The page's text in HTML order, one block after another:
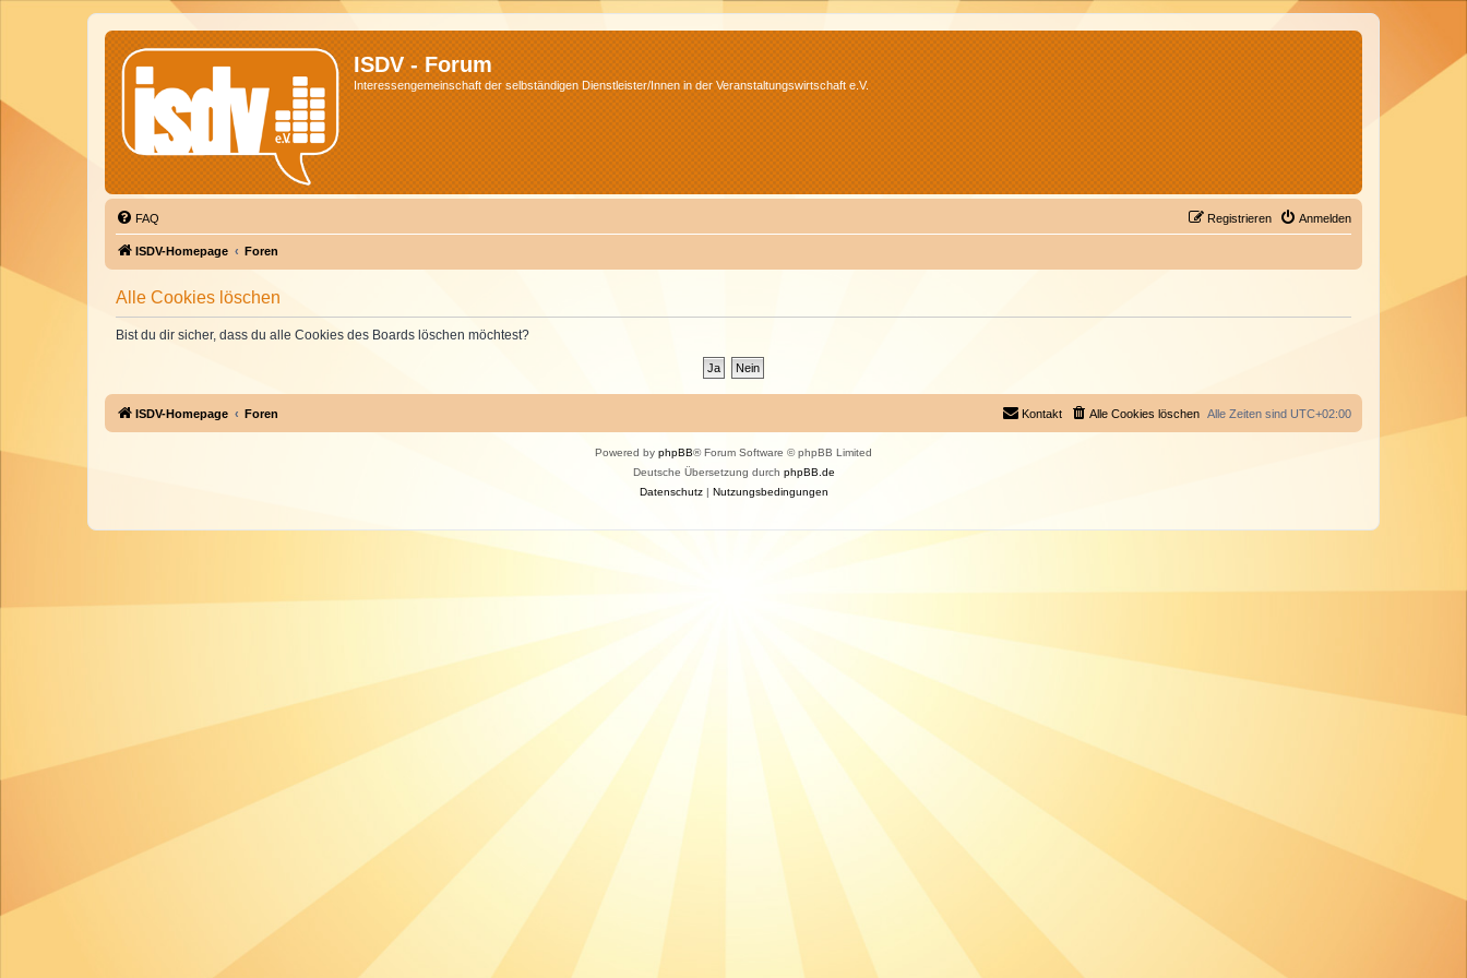
ISDV - Forum
Interessengemeinschaft der selbständigen Dienstleister/Innen in der Veranstaltungswirtschaft e.V.
FAQ Anmelden
Registrieren
ISDV-Homepage Foren
Alle Cookies löschen
Bist du dir sicher, dass du alle Cookies des Boards löschen möchtest?
ISDV-Homepage Foren Alle Zeiten sind UTC+02:00
Alle Cookies löschen
Kontakt
Powered by phpBB® Forum Software © phpBB Limited
Deutsche Übersetzung durch phpBB.de
Datenschutz| Nutzungsbedingungen